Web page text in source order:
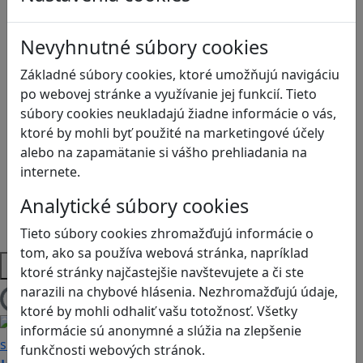
Nevyhnutné súbory cookies
Základné súbory cookies, ktoré umožňujú navigáciu
po webovej stránke a využívanie jej funkcií. Tieto
súbory cookies neukladajú žiadne informácie o vás,
ktoré by mohli byť použité na marketingové účely
alebo na zapamätanie si vášho prehliadania na
internete.
Analytické súbory cookies
Tieto súbory cookies zhromažďujú informácie o
tom, ako sa používa webová stránka, napríklad
ktoré stránky najčastejšie navštevujete a či ste
narazili na chybové hlásenia. Nezhromažďujú údaje,
ktoré by mohli odhaliť vašu totožnosť. Všetky
informácie sú anonymné a slúžia na zlepšenie
funkčnosti webových stránok.
Kreativita
Kritické myslenie
Kyberšikana
Logické myslenie
Ľudské práva a tolerancia
Motorika a koncentrácia
Programovanie/Technika
Strategické myslenie
Zdravie a pohyb
Platformy
Načítam blogy